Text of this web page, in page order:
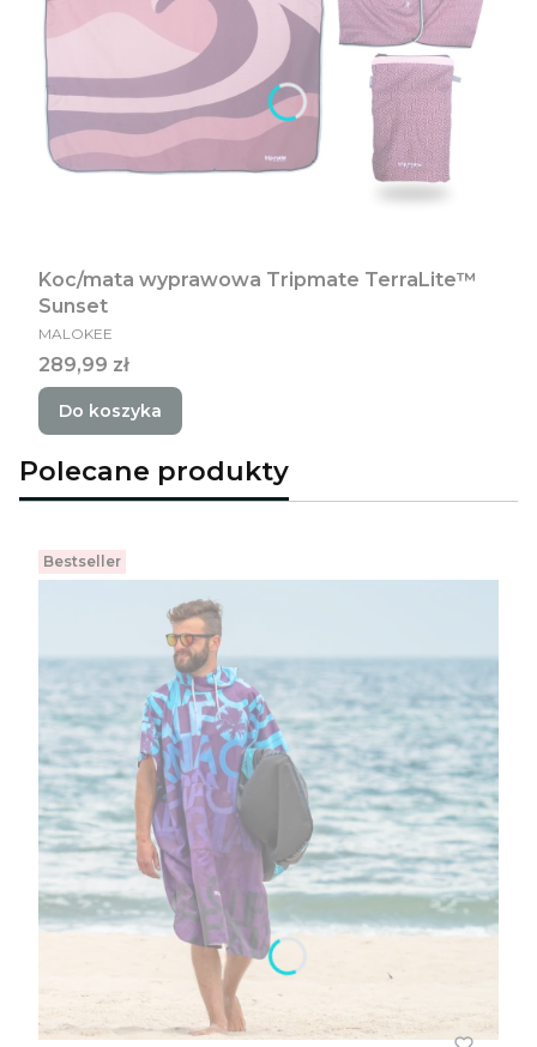
Koc/mata wyprawowa Tripmate TerraLite™
Sunset
PRODUCENT
MALOKEE
Cena
289,99 zł
Do koszyka
Polecane produkty
Bestseller